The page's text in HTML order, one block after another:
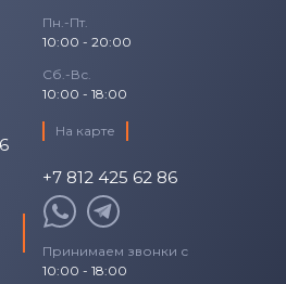
Пн.-Пт.
10:00 - 20:00
Сб.-Вс.
10:00 - 18:00
На карте
+7 812 425 62 86
Принимаем звонки с
10:00 - 18:00